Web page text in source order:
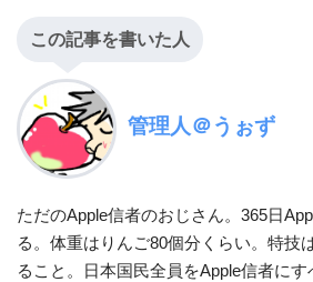
この記事を書いた人
管理人＠うぉず
ただのApple信者のおじさん。365日
る。体重はりんご80個分くらい。特技
ること。日本国民全員をApple信者に